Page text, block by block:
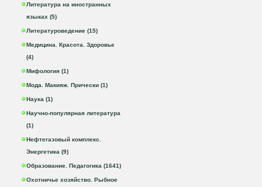
Литература на иностранных
языках (5)
Литературоведение (15)
Медицина. Красота. Здоровье
(4)
Мифология (1)
Мода. Макияж. Прически (1)
Наука (1)
Научно-популярная литература
(1)
Нефтегазовый комплекс.
Энергетика (9)
Образование. Педагогика (1641)
Охотничье хозяйство. Рыбное